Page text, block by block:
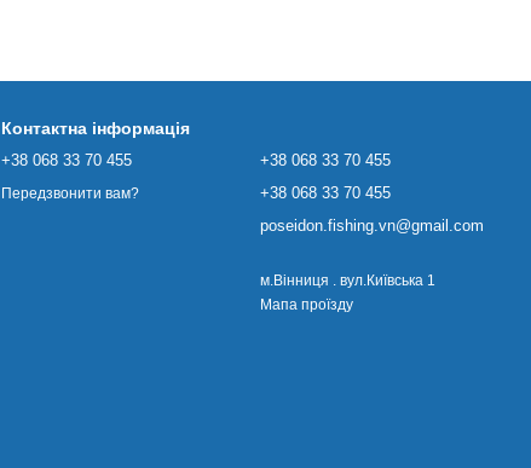
Контактна інформація
+38 068 33 70 455
Передзвонити вам?
+38 068 33 70 455
+38 068 33 70 455
poseidon.fishing.vn@gmail.com
м.Вінниця . вул.Київська 1
Мапа проїзду